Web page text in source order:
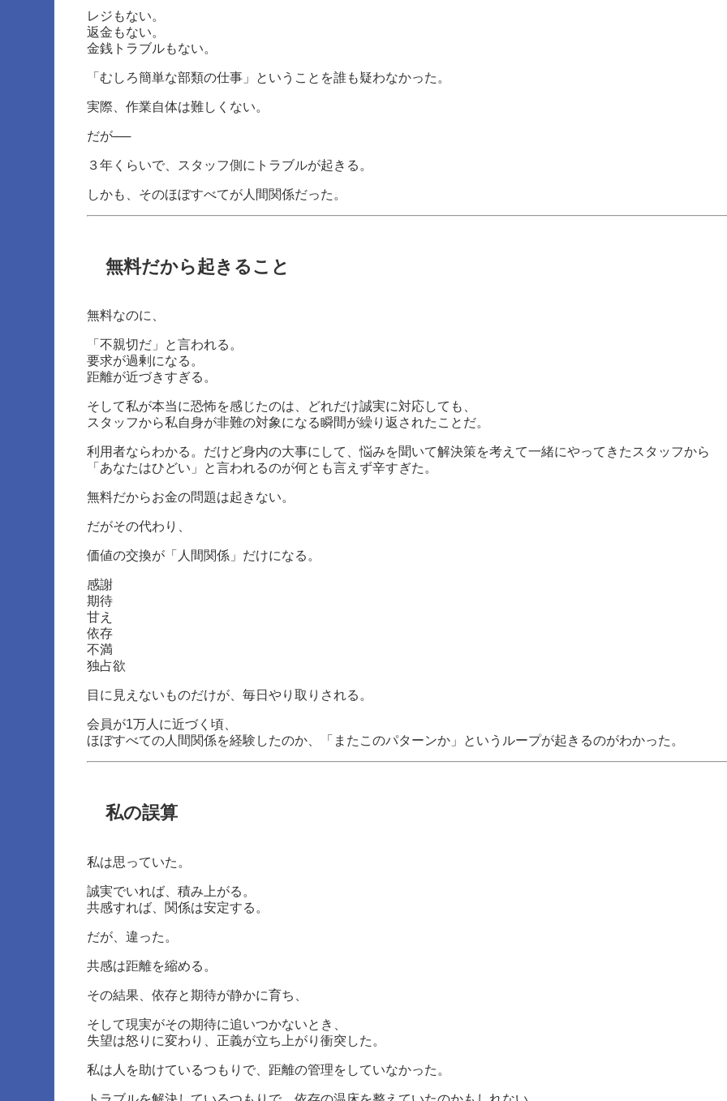
レジもない。
返金もない。
金銭トラブルもない。
「むしろ簡単な部類の仕事」ということを誰も疑わなかった。
実際、作業自体は難しくない。
だが──
３年くらいで、スタッフ側にトラブルが起きる。
しかも、そのほぼすべてが人間関係だった。
無料だから起きること
無料なのに、
「不親切だ」と言われる。
要求が過剰になる。
距離が近づきすぎる。
そして私が本当に恐怖を感じたのは、どれだけ誠実に対応しても、
スタッフから私自身が非難の対象になる瞬間が繰り返されたことだ。
利用者ならわかる。だけど身内の大事にして、悩みを聞いて解決策を考えて一緒にやってきたスタッフから
「あなたはひどい」と言われるのが何とも言えず辛すぎた。
無料だからお金の問題は起きない。
だがその代わり、
価値の交換が「人間関係」だけになる。
感謝
期待
甘え
依存
不満
独占欲
目に見えないものだけが、毎日やり取りされる。
会員が1万人に近づく頃、
ほぼすべての人間関係を経験したのか、「またこのパターンか」というループが起きるのがわかった。
私の誤算
私は思っていた。
誠実でいれば、積み上がる。
共感すれば、関係は安定する。
だが、違った。
共感は距離を縮める。
その結果、依存と期待が静かに育ち、
そして現実がその期待に追いつかないとき、
失望は怒りに変わり、正義が立ち上がり衝突した。
私は人を助けているつもりで、距離の管理をしていなかった。
トラブルを解決しているつもりで、依存の温床を整えていたのかもしれない。